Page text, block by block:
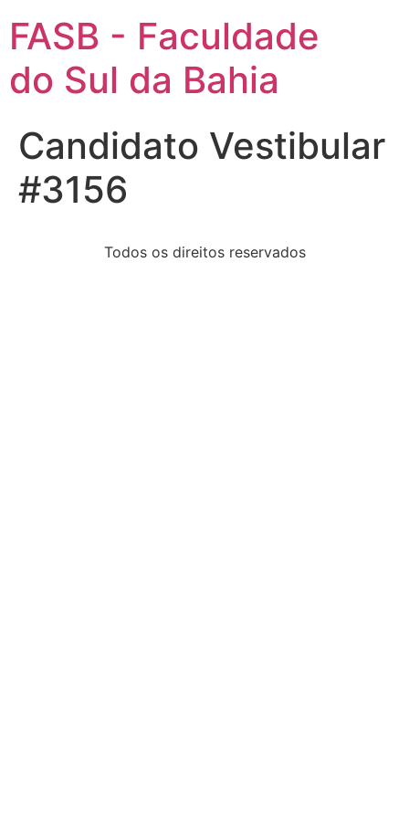
FASB - Faculdade
do Sul da Bahia
Candidato Vestibular
#3156
Todos os direitos reservados